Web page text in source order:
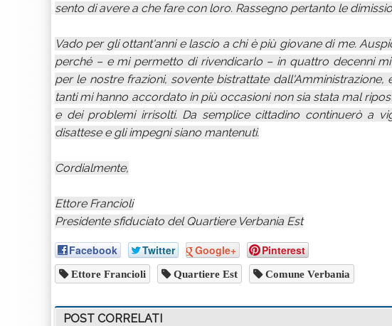
sento di avere a che fare con loro. Rassegno pertanto le
Vado per gli ottant'anni e lascio a chi è più giovane di me.
perché – e mi permetto di rivendicarlo – in quattro decenni
per le nostre frazioni, sovente bistrattate
tanti mi hanno accordato in più occasioni non sia stata mal
e dei problemi irrisolti. Da semplice cittadino continuerò a
disattese e gli impegni siano mantenuti.
Cordialmente,
Ettore Francioli
Presidente sfiduciato del Quartiere Verbania Est
Facebook Twitter Google+ Pinterest
Ettore Francioli Quartiere Est Comune Verbania
POST CORRELATI